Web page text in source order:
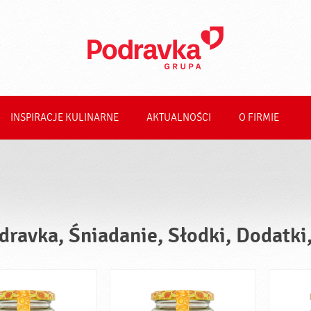
INSPIRACJE KULINARNE AKTUALNOŚCI O FIRMIE
Śniadanie, Słodki,